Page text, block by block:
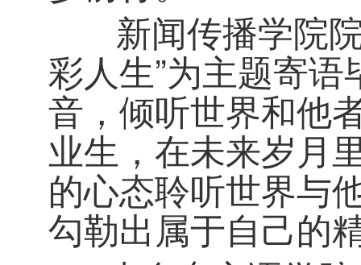
新闻传播学院院
彩人生”为主题寄
音，倾听世界和他
业生，在未来岁月
的心态聆听世界与
勾勒出属于自己的